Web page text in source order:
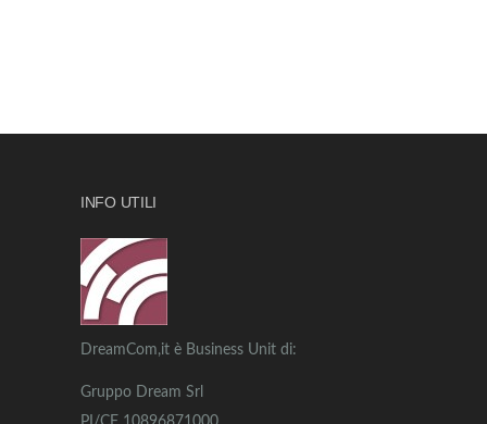
INFO UTILI
DreamCom,it è Business Unit di:
Gruppo Dream Srl